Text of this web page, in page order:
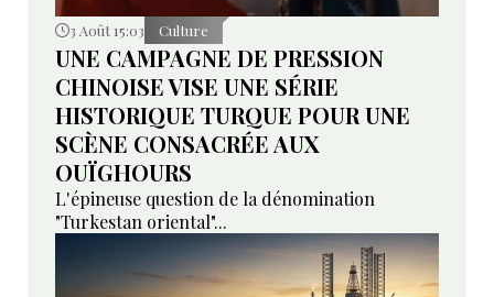
3 Août 15:03 Culture
UNE CAMPAGNE DE PRESSION
CHINOISE VISE UNE SÉRIE
HISTORIQUE TURQUE POUR UNE
SCÈNE CONSACRÉE AUX
OUÏGHOURS
L'épineuse question de la dénomination
"Turkestan oriental"...